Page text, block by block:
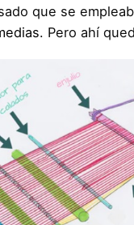
que se
. Pero ahí